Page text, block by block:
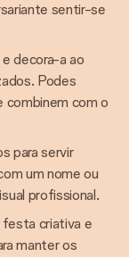
sentir-se
decora-a ao
Podes
combinem com o
para servir
um nome ou
profissional.
festa criativa e
manter os